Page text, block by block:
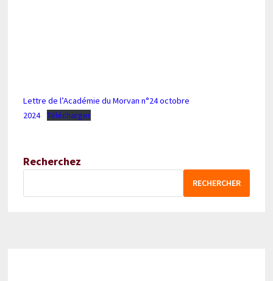
Lettre de l’Académie du Morvan n°24 octobre
2024
Télécharger
Recherchez
RECHERCHER